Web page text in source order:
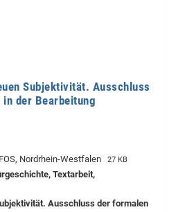
Subjektivität. Ausschluss
der Bearbeitung
Nordrhein-Westfalen 27 KB
Textarbeit,
Ausschluss der formalen